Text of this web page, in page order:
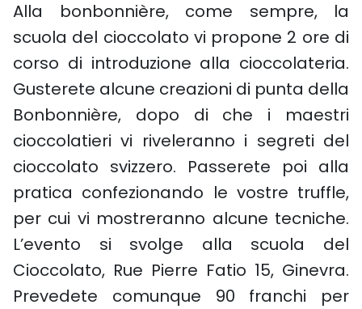
Alla bonbonnière, come sempre, la
scuola del cioccolato vi propone 2 ore di
corso di introduzione alla cioccolateria.
Gusterete alcune creazioni di punta della
Bonbonnière, dopo di che i maestri
cioccolatieri vi riveleranno i segreti del
cioccolato svizzero. Passerete poi alla
pratica confezionando le vostre truffle,
per cui vi mostreranno alcune tecniche.
L’evento si svolge alla scuola del
Cioccolato, Rue Pierre Fatio 15, Ginevra.
Prevedete comunque 90 franchi per